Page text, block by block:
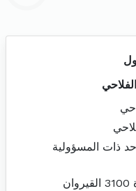
ذات المسؤولية